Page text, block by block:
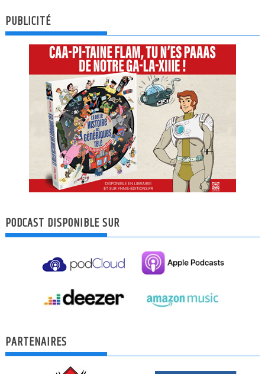
PUBLICITÉ
PODCAST DISPONIBLE SUR
PARTENAIRES